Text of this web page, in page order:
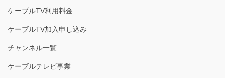
ケーブルTV利用料金
ケーブルTV加入申し込み
チャンネル一覧
ケーブルテレビ事業